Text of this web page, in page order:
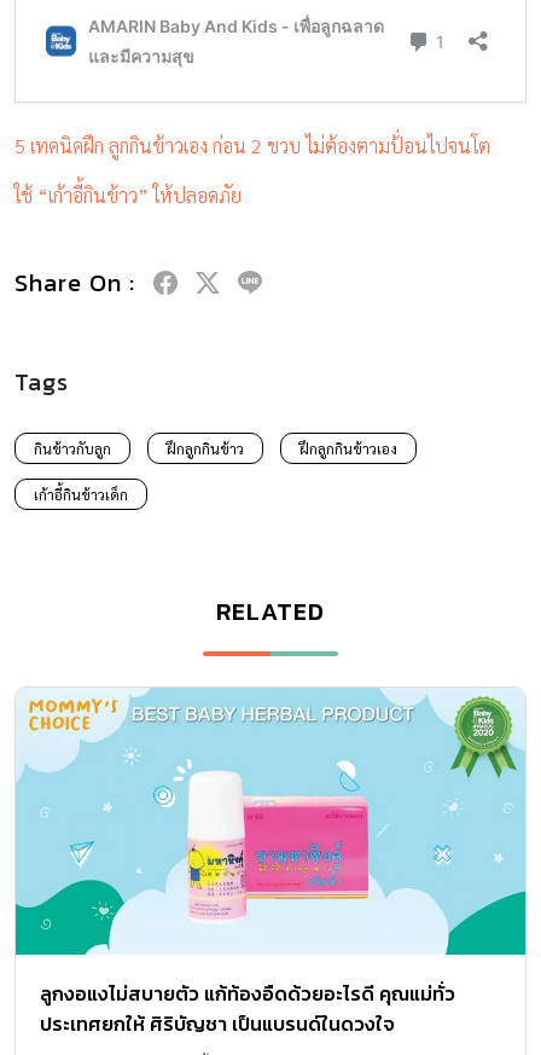
5 เทคนิคฝึก ลูกกินข้าวเอง ก่อน 2 ขวบ ไม่ต้องตามป้่อนไปจนโต
ใช้ “เก้าอี้กินข้าว” ให้ปลอดภัย
Share On :
Tags
กินข้าวกับลูก ฝึกลูกกินข้าว ฝึกลูกกินข้าวเอง
เก้าอี้กินข้าวเด็ก
RELATED
ลูกงอแงไม่สบายตัว แก้ท้องอืดด้วยอะไรดี คุณแม่ทั่ว
ประเทศยกให้ ศิริบัญชา เป็นแบรนด์ในดวงใจ